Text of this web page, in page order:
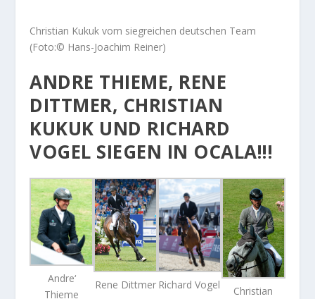
Christian Kukuk vom siegreichen deutschen Team
(Foto:© Hans-Joachim Reiner)
ANDRE THIEME, RENE
DITTMER, CHRISTIAN
KUKUK UND RICHARD
VOGEL SIEGEN IN OCALA!!!
Andre‘
Thieme
Rene Dittmer Richard Vogel
Christian